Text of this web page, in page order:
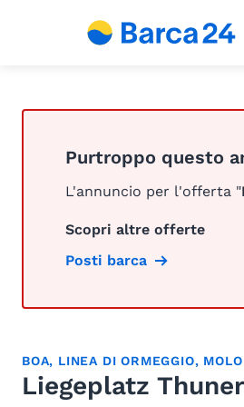
Purtroppo questo
L'annuncio per l'offerta "
Scopri altre offerte
Posti barca
BOA, LINEA DI ORMEGGIO,
Liegeplatz